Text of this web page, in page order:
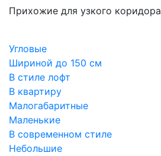
Прихожие для узкого коридора
Угловые
Шириной до 150 см
В стиле лофт
В квартиру
Малогабаритные
Маленькие
В современном стиле
Небольшие